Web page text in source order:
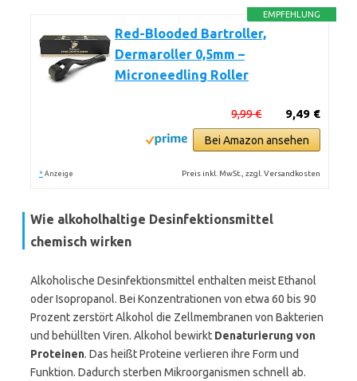
EMPFEHLUNG
Red-Blooded Bartroller,
Dermaroller 0,5mm –
Microneedling Roller
9,49 €
9,99 €
Bei Amazon ansehen
* Anzeige Preis inkl. MwSt., zzgl. Versandkosten
Wie alkoholhaltige Desinfektionsmittel
chemisch wirken
Alkoholische Desinfektionsmittel enthalten meist Ethanol
oder Isopropanol. Bei Konzentrationen von etwa 60 bis 90
Prozent zerstört Alkohol die Zellmembranen von Bakterien
und behüllten Viren. Alkohol bewirkt Denaturierung von
Proteinen. Das heißt Proteine verlieren ihre Form und
Funktion. Dadurch sterben Mikroorganismen schnell ab.